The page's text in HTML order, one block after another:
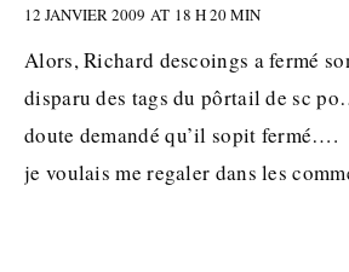
12 JANVIER 2009 AT 18 H 20 MIN
Alors, Richard descoings a fermé
disparu des tags du pôrtail de sc
doute demandé qu’il sopit fermé….
je voulais me regaler dans les